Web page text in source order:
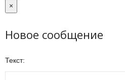
×
Новое сообщение
Текст: